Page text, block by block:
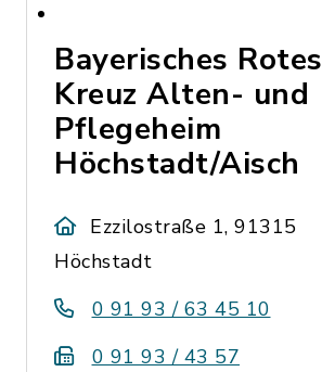
Bayerisches Rotes
Kreuz Alten- und
Pflegeheim
Höchstadt/Aisch
Ezzilostraße 1, 91315
Höchstadt
0 91 93 / 63 45 10
0 91 93 / 43 57